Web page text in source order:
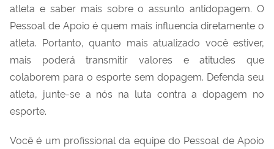
atleta e saber mais sobre o assunto antidopagem. O
Pessoal de Apoio é quem mais influencia diretamente o
atleta. Portanto, quanto mais atualizado você estiver,
mais poderá transmitir valores e atitudes que
colaborem para o esporte sem dopagem. Defenda seu
atleta, junte-se a nós na luta contra a dopagem no
esporte.
Você é um profissional da equipe do Pessoal de Apoio